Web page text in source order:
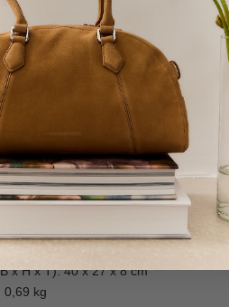
deinen Essentials ermöglicht. Der
Tragekomfort.
aus glänzendem Leder
als dekoratives Detail
Druckknopfverschluss für
mit zwei Steckfächern, einem
und verstellbarer Schulterriemen
Essentials: Handy, Geldbörse,
(recyceltes) Polyester
x H x T): 40 x 27 x 8 cm
0,69 kg